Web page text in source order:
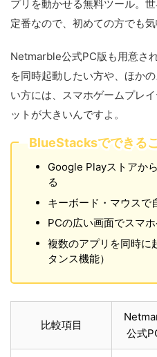
プリを動かせる無料ツール。
定番なので、初めての方でも気
Netmarble公式PC版も用意さ
を同時起動したい方や、ほか
い方には、スマホゲームプレ
ットが大きいんですよ。
BlueStacksでできる
Google Playストアか
る
キーボード・マウスで
PCの広い画面でスマ
複数のアプリを同時に
タンス機能）
比較項目
公式